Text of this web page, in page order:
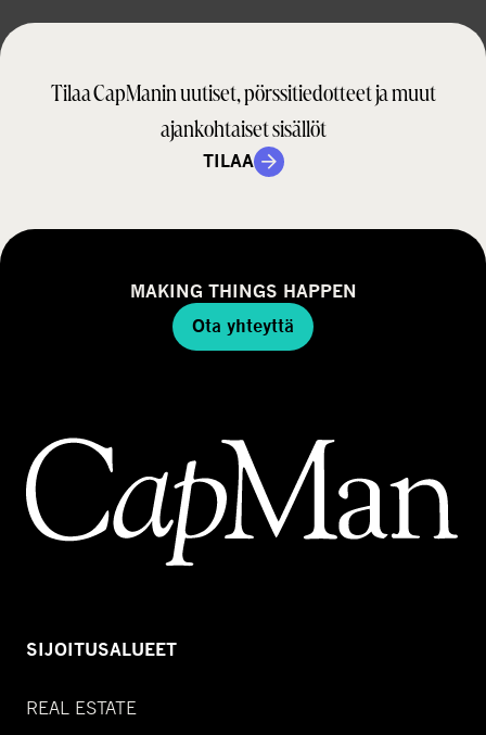
Tilaa CapManin uutiset, pörssitiedotteet ja muut
ajankohtaiset sisällöt
TILAA
MAKING THINGS HAPPEN
Ota yhteyttä
SIJOITUSALUEET
REAL ESTATE